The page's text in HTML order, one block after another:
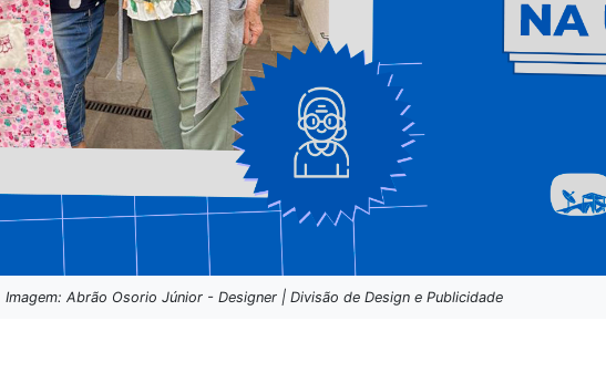
Imagem: Abrão Osorio Júnior - Designer | Divisão de Design e Publicidade